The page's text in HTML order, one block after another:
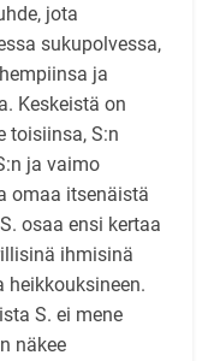
jota
sukupolvessa,
ja
Keskeistä on
toisiinsa, S:n
ja vaimo
omaa itsenäistä
osaa ensi kertaa
ihmisinä
heikkouksineen.
S. ei mene
näkee